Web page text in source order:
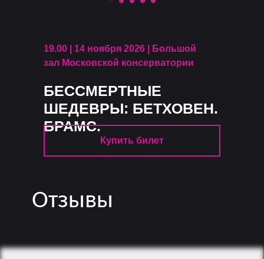
БЕССМЕРТНЫЕ
ШЕДЕВРЫ: БЕТХОВЕН.
БРАМС.
19.00 | 14 ноября 2026 | Большой
зал Московской консерватории
Купить билет
Отзывы